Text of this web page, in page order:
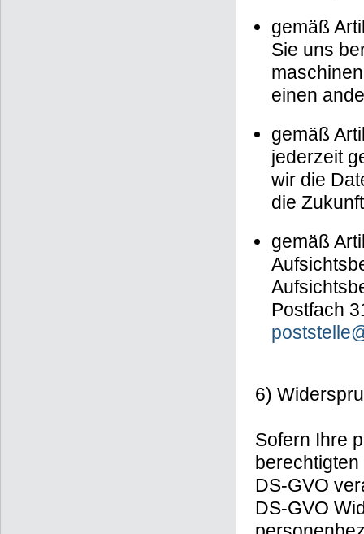
gemäß
Sie uns
einen
gemäß
jederzeit
wir die
die
gemäß
Postfach
6)
Sofern Ihre
DS-GVO
DS-GVO